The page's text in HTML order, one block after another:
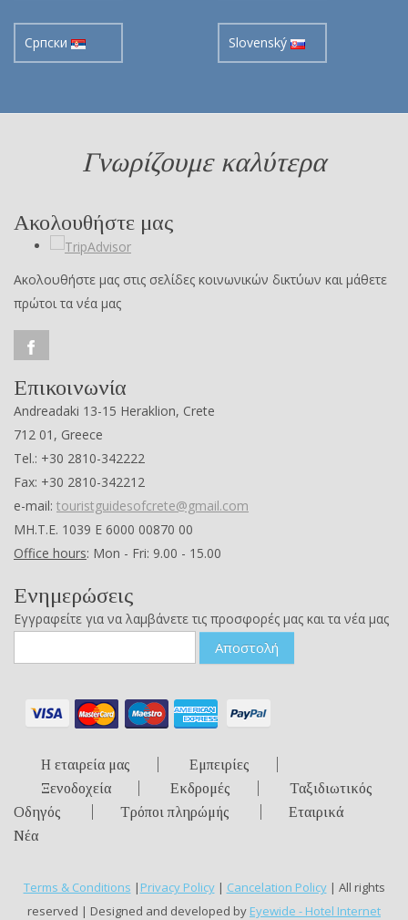
Cрпски Slovenský
Γνωρίζουμε καλύτερα
Ακολουθήστε μας
Ακολουθήστε μας στις σελίδες κοινωνικών δικτύων και μάθετε
πρώτοι τα νέα μας
Επικοινωνία
Andreadaki 13-15 Heraklion, Crete
712 01, Greece
Tel.: +30 2810-342222
Fax: +30 2810-342212
e-mail: touristguidesofcrete@gmail.com
ΜΗ.Τ.Ε. 1039 Ε 6000 00870 00
Office hours: Mon - Fri: 9.00 - 15.00
Ενημερώσεις
Εγγραφείτε για να λαμβάνετε τις προσφορές μας και τα νέα μας
Αποστολή
Η εταιρεία μας
Εμπειρίες
Ξενοδοχεία
Εκδρομές
Ταξιδιωτικός
Οδηγός
Τρόποι πληρώμής
Εταιρικά
Νέα
Terms & Conditions | Privacy Policy| Cancelation Policy| All rights
reserved | Designed and developed by Eyewide - Hotel Internet